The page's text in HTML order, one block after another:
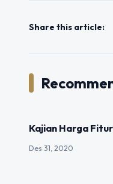
Share this article:
Kajian Harga
Des 31, 2020